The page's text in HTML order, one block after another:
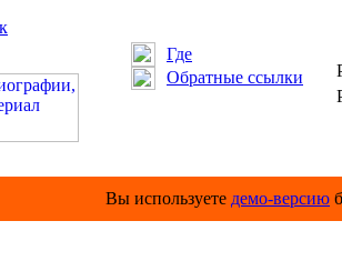
Где
Обратные ссылки
Вы используете демо-версию